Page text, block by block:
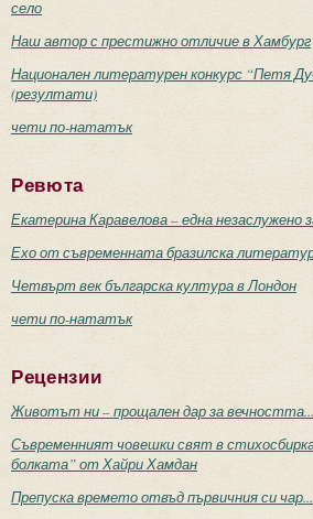
село
Наш автор с престижно отличие в Хамбург
Национален литературен конкурс “Петя
(резултати)
чети по-нататък
Ревюта
Екатерина Каравелова – една незаслужено
Ехо от съвременната бразилска
Четвърт век българска култура в Лондон
чети по-нататък
Рецензии
Животът ни – прощален дар за вечността...
Съвременният човешки свят в
болката” от Хайри Хамдан
Препуска времето отвъд първичния си чар...